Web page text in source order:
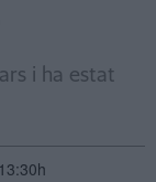
i ha estat